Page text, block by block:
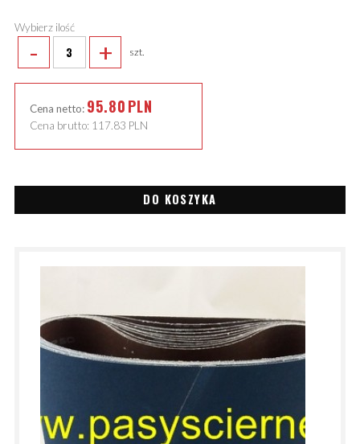
Wybierz ilość
- + szt.
Cena netto: 95.80PLN
Cena brutto: 117.83 PLN
DO KOSZYKA